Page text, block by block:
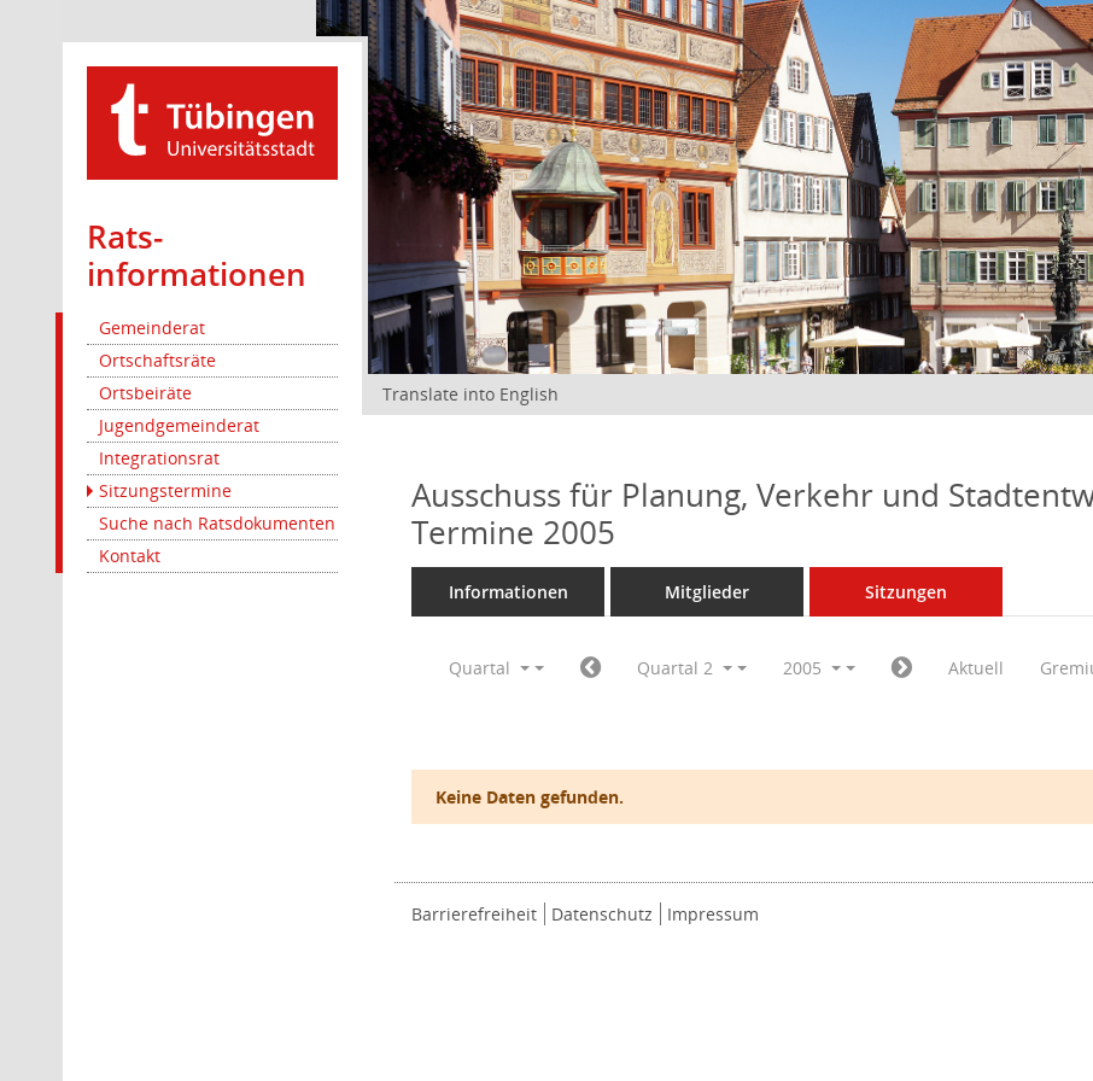
Rats­
informationen
Gemeinderat
Ortschaftsräte
Ortsbeiräte
Jugendgemeinderat
Integrationsrat
Sitzungstermine
Suche nach Ratsdokumenten
Kontakt
Translate into English
Ausschuss für Planung, Verkehr und
Termine 2005
Informationen Mitglieder Sitzungen
Quartal Quartal 2 2005 Aktuell
Keine Daten gefunden.
Barrierefreiheit Datenschutz Impressum